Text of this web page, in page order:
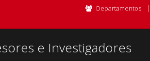
Departamentos
e Investigadores